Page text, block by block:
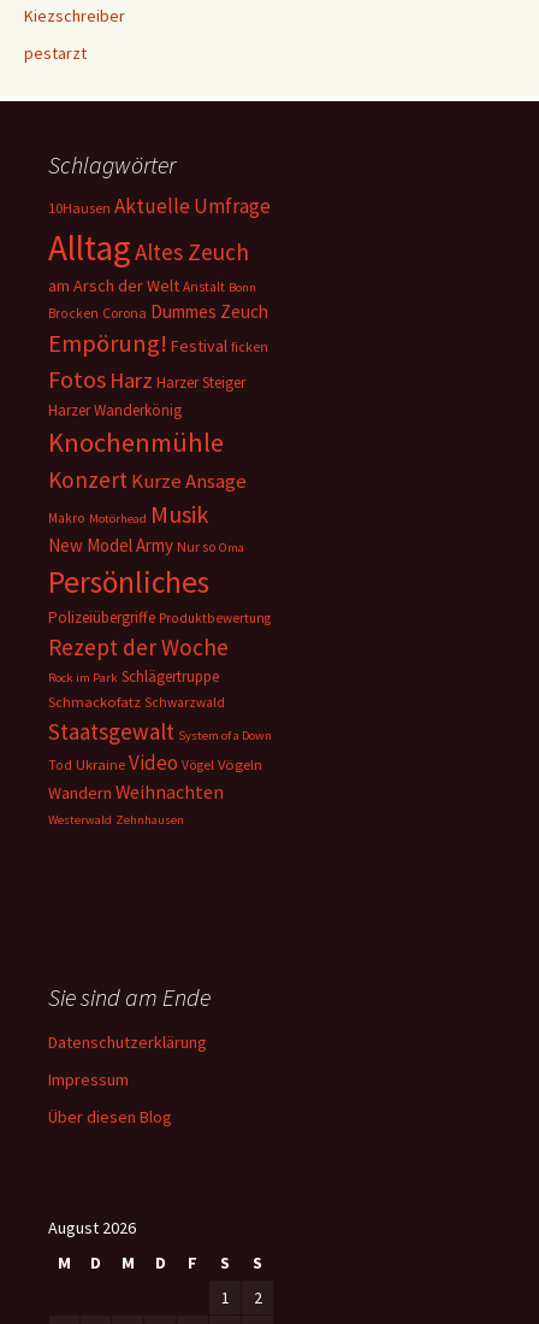
Kiezschreiber
pestarzt
Schlagwörter
10Hausen Aktuelle Umfrage
AlltagAltes Zeuch
am Arsch der Welt Anstalt Bonn
Brocken Corona Dummes Zeuch
Empörung! Festival ficken
Fotos Harz Harzer Steiger
Harzer Wanderkönig
Knochenmühle
KonzertKurze Ansage
Makro Motörhead Musik
New Model Army Nur so Oma
Persönliches
Polizeiübergriffe Produktbewertung
Rezept der Woche
Rock im Park Schlägertruppe
Schmackofatz Schwarzwald
Staatsgewalt System of a Down
Tod Ukraine Video Vögel Vögeln
Wandern Weihnachten
Westerwald Zehnhausen
Sie sind am Ende
Datenschutzerklärung
Impressum
Über diesen Blog
August 2026
M
D M D F S
S
1
2